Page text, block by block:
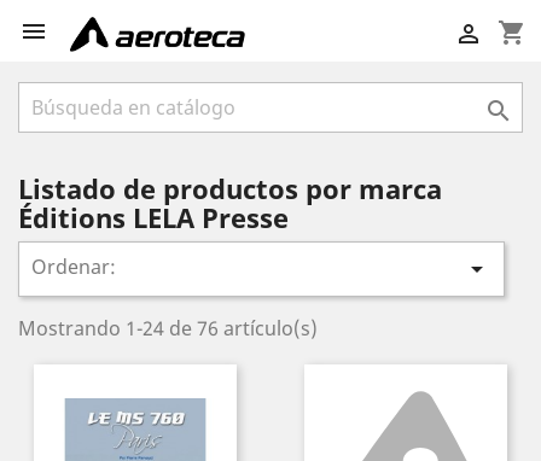
 shopping_cart


Listado de productos por marca
Éditions LELA Presse
Ordenar: 
Mostrando 1-24 de 76 artículo(s)